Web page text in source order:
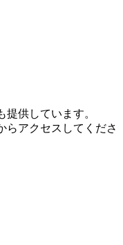
供しています。
らアクセスしてくださ